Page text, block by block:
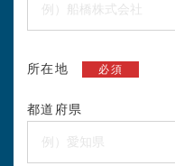
所在地 必須
都道府県